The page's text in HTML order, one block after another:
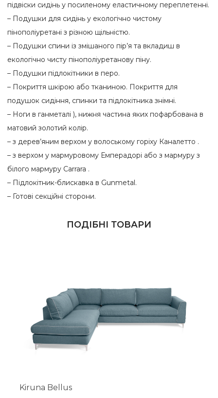
підвіски сидінь у посиленому еластичному переплетенні.
– Подушки для сидінь у екологічно чистому
пінополіуретані з різною щільністю.
– Подушки спини із змішаного пір’я та вкладиш в
екологічно чисту пінополіуретанову піну.
– Подушки підлокітники в перо.
– Покриття шкірою або тканиною. Покриття для
подушок сидіння, спинки та підлокітника знімні.
– Ноги в ганметалі ), нижня частина яких пофарбована в
матовий золотий колір.
– з дерев’яним верхом у волоському горіху Каналетто .
– з верхом у мармуровому Емперадорі або з мармуру з
білого мармуру Carrara .
– Підлокітник-блискавка в Gunmetal.
– Готові секційні сторони.
ПОДІБНІ ТОВАРИ
Kiruna Bellus